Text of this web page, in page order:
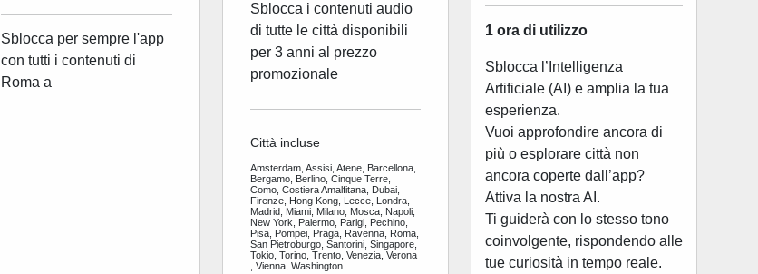
Sblocca per sempre l'app
con tutti i contenuti di
Roma a
Sblocca i contenuti audio
di tutte le città disponibili
per 3 anni al prezzo
promozionale
Città incluse
Amsterdam, Assisi, Atene, Barcellona,
Bergamo, Berlino, Cinque Terre,
Como, Costiera Amalfitana, Dubai,
Firenze, Hong Kong, Lecce, Londra,
Madrid, Miami, Milano, Mosca, Napoli,
New York, Palermo, Parigi, Pechino,
Pisa, Pompei, Praga, Ravenna, Roma,
San Pietroburgo, Santorini, Singapore,
Tokio, Torino, Trento, Venezia, Verona
, Vienna, Washington
1 ora di utilizzo
Sblocca l’Intelligenza
Artificiale (AI) e amplia la tua
esperienza.
Vuoi approfondire ancora di
più o esplorare città non
ancora coperte dall’app?
Attiva la nostra AI.
Ti guiderà con lo stesso tono
coinvolgente, rispondendo alle
tue curiosità in tempo reale.